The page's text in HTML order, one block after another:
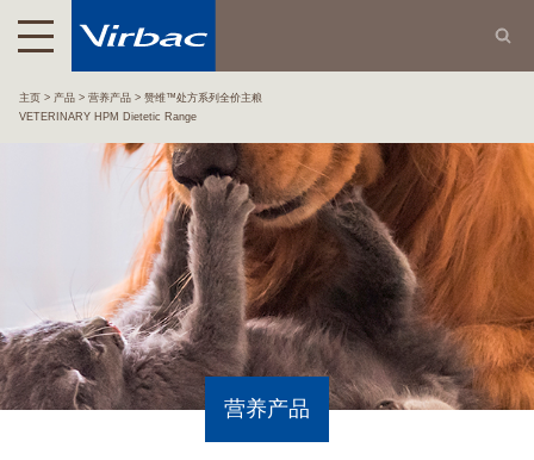
主页 产品 营养产品
赞维™处方系列全价主粮
VETERINARY HPM Dietetic Range
营养产品